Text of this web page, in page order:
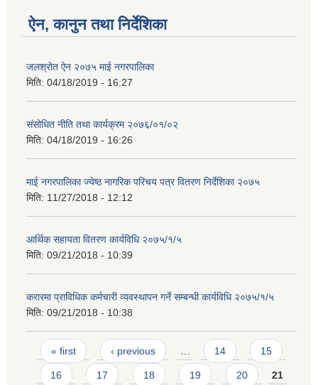
ऐन, कानुन तथा निर्देशिका
जलश्रोत ऐन २०७५ माई नगरपालिका
मिति: 04/18/2019 - 16:27
संसोधित नीति तथा कार्यक्रम २०७६/०१/०२
मिति: 04/18/2019 - 16:26
माई नगरपालिका ज्येष्ठ नागरिक परिचय पत्र वितरण निर्देशिका २०७५
मिति: 11/27/2018 - 12:12
आर्थिक सहायता वितरण कार्यविधि २०७५/१/५
मिति: 09/21/2018 - 10:39
करारमा प्राविधिक कर्मचारी व्यवस्थापन गर्ने सम्बन्धी कार्यविधि २०७५/१/५
मिति: 09/21/2018 - 10:38
Pages
« first ‹ previous … 14 15
16 17 18 19 20 21